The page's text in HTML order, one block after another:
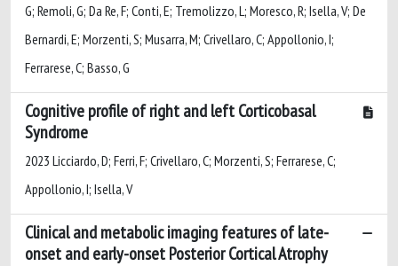
G; Remoli, G; Da Re, F; Conti, E; Tremolizzo, L; Moresco, R; Isella, V; De
Bernardi, E; Morzenti, S; Musarra, M; Crivellaro, C; Appollonio, I;
Ferrarese, C; Basso, G
Cognitive profile of right and left Corticobasal
Syndrome
2023 Licciardo, D; Ferri, F; Crivellaro, C; Morzenti, S; Ferrarese, C;
Appollonio, I; Isella, V
Clinical and metabolic imaging features of late-
onset and early-onset Posterior Cortical Atrophy